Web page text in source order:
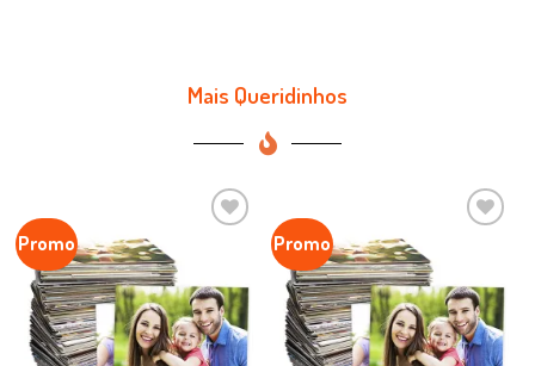
Mais Queridinhos
Promo Promo